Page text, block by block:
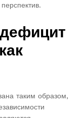
таким образом,